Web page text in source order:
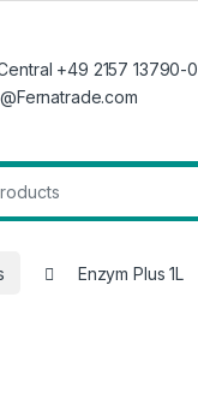
+49 2157 13790-0
Enzym Plus 1L